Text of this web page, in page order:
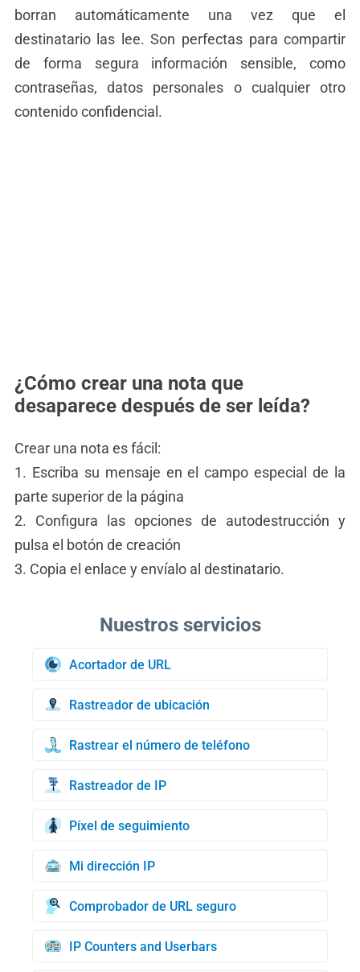
borran automáticamente una vez que el
destinatario las lee. Son perfectas para compartir
de forma segura información sensible, como
contraseñas, datos personales o cualquier otro
contenido confidencial.
¿Cómo crear una nota que
desaparece después de ser leída?
Crear una nota es fácil:
1. Escriba su mensaje en el campo especial de la
parte superior de la página
2. Configura las opciones de autodestrucción y
pulsa el botón de creación
3. Copia el enlace y envíalo al destinatario.
Acortador de URL
Rastreador de ubicación
Rastrear el número de teléfono
Rastreador de IP
Píxel de seguimiento
Mi dirección IP
Comprobador de URL seguro
IP Counters and Userbars